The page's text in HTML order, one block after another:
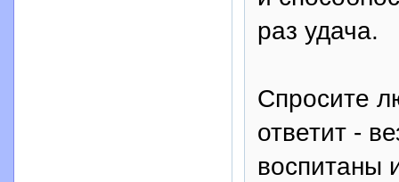
раз удача.
Спросите
ответит -
воспитаны